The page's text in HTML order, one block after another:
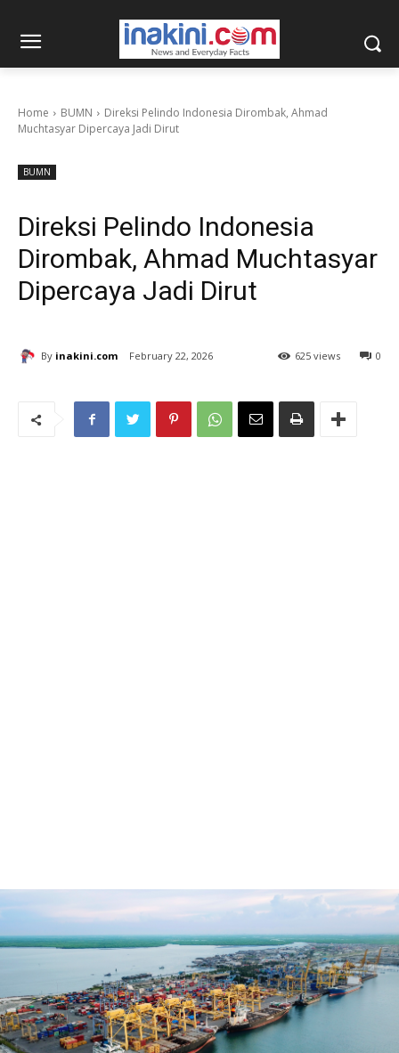
Home BUMN
Direksi Pelindo Indonesia Dirombak, Ahmad
Muchtasyar Dipercaya Jadi Dirut
BUMN
Direksi Pelindo Indonesia
Dirombak, Ahmad Muchtasyar
Dipercaya Jadi Dirut
By inakini.com February 22, 2026 0
625 views